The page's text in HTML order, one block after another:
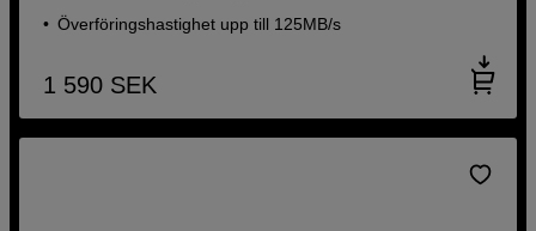
Överföringshastighet upp till 125MB/s
1 590 SEK